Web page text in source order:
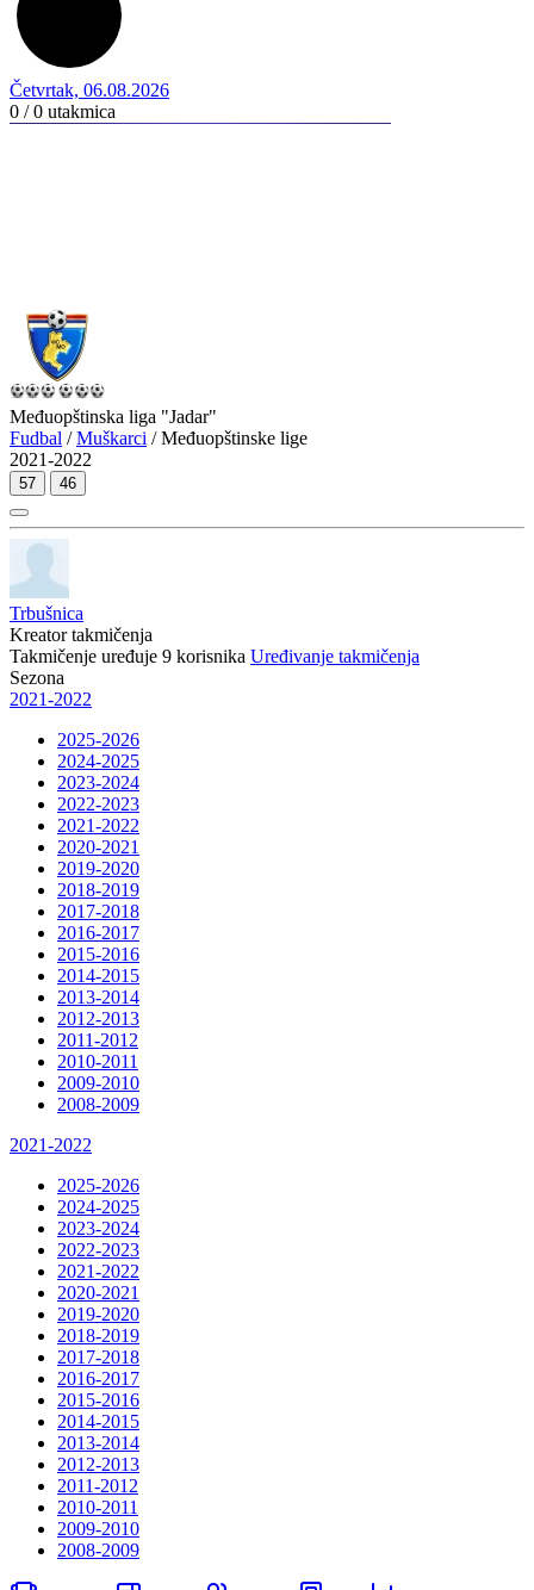
Četvrtak, 06.08.2026
0 / 0 utakmica
Međuopštinska liga "Jadar"
Fudbal /Muškarci / Međuopštinske lige
2021-2022
57 46
Trbušnica
Kreator takmičenja
Takmičenje uređuje 9 korisnika Uređivanje takmičenja
Sezona
2021-2022
2025-2026
2024-2025
2023-2024
2022-2023
2021-2022
2020-2021
2019-2020
2018-2019
2017-2018
2016-2017
2015-2016
2014-2015
2013-2014
2012-2013
2011-2012
2010-2011
2009-2010
2008-2009
2021-2022
2025-2026
2024-2025
2023-2024
2022-2023
2021-2022
2020-2021
2019-2020
2018-2019
2017-2018
2016-2017
2015-2016
2014-2015
2013-2014
2012-2013
2011-2012
2010-2011
2009-2010
2008-2009